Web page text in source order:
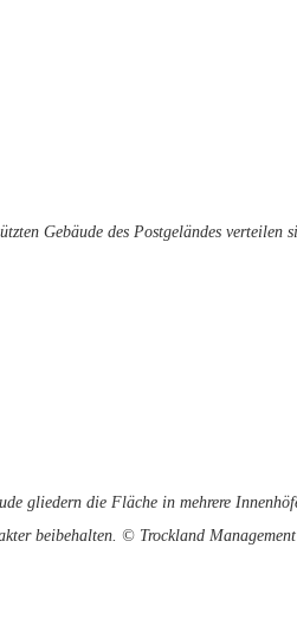
Gebäude des Postgeländes
gliedern die Fläche in mehrere
beibehalten. © Trockland